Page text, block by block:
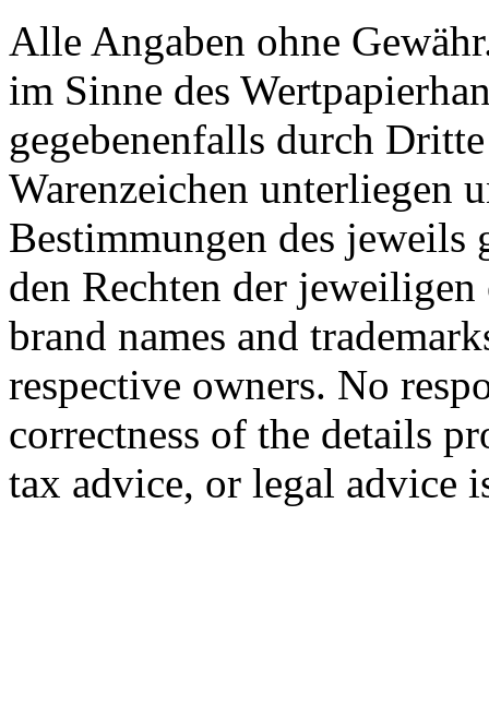
Alle Angaben ohne
im Sinne des
gegebenenfalls durch
Warenzeichen unterliegen
Bestimmungen des jeweils
den Rechten der
brand names and
respective owners. No
correctness of the details
tax advice, or legal advice